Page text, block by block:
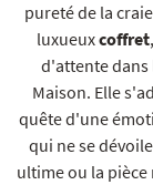
pureté de la
luxueuxcoffret
d'attente dans
Maison. Elle
quête d'une
qui ne se
ultime ou la